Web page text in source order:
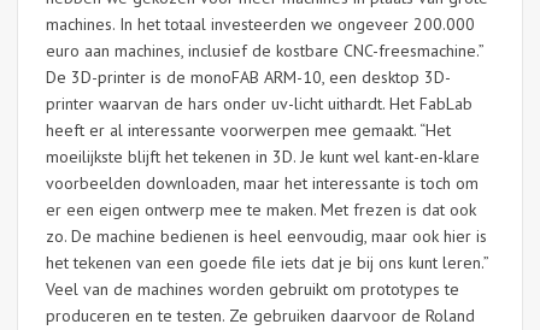
machines. In het totaal investeerden we ongeveer 200.000
euro aan machines, inclusief de kostbare CNC-freesmachine.”
De 3D-printer is de monoFAB ARM-10, een desktop 3D-
printer waarvan de hars onder uv-licht uithardt. Het FabLab
heeft er al interessante voorwerpen mee gemaakt. “Het
moeilijkste blijft het tekenen in 3D. Je kunt wel kant-en-klare
voorbeelden downloaden, maar het interessante is toch om
er een eigen ontwerp mee te maken. Met frezen is dat ook
zo. De machine bedienen is heel eenvoudig, maar ook hier is
het tekenen van een goede file iets dat je bij ons kunt leren.”
Veel van de machines worden gebruikt om prototypes te
produceren en te testen. Ze gebruiken daarvoor de Roland